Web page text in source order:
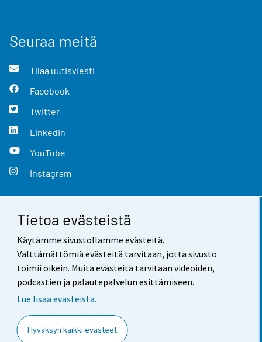
Tietoa evästeistä
Käytämme sivustollamme evästeitä.
Välttämättömiä evästeitä tarvitaan, jotta sivusto
toimii oikein. Muita evästeitä tarvitaan videoiden,
podcastien ja palautepalvelun esittämiseen.
Lue lisää evästeistä.
Hyväksyn kaikki evästeet
Seuraa meitä
Tilaa uutisviesti
Facebook
Twitter
LinkedIn
YouTube
Instagram
Yhteystiedot
Palaute
Käyttöehdot
Saavutettavuus
Tietoa sivustosta